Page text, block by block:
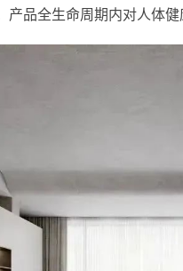
品全生命周期内对人体健